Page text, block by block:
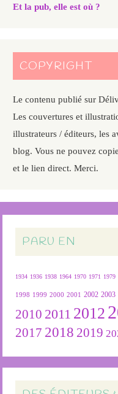
Et la pub, elle est où ?
COPYRIGHT
Le contenu publié sur
Les couvertures et
illustrateurs / éditeurs, les
blog. Vous ne pouvez
et le lien direct. Merci.
PARU EN
1934 1936 1938 1964 1970 1971 1979
1998 1999 2000 2001 2002 2003
2010 2011 2012
2017 2018 2019